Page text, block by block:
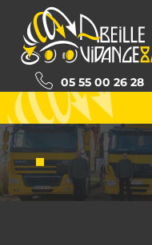
05 55 00 26 28